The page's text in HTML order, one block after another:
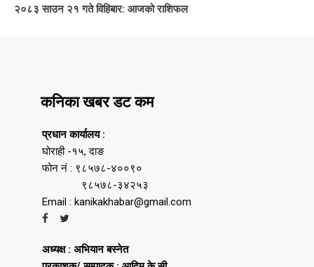
२०८३ साउन २१ गते विहिबार: आजको राशिफल
कनिका खबर डट कम
प्रधान कार्यालय :
घोराही -१५, दाङ
फोन नं : ९८५७८-४००९०
९८५७८-३४२५३
Email : kanikakhabar@gmail.com
अध्यक्ष : अभियान बस्नेत